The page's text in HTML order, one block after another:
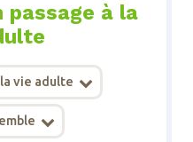
passage à la
la vie adulte